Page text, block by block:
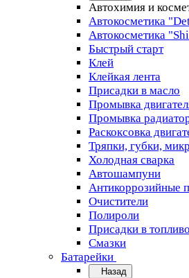
Автохимия и
Автокосметика
Автокосметика
Быстрый старт
Клей
Клейкая лента
Присадки в масло
Промывка
Промывка
Раскоксовка
Тряпки, губки,
Холодная сварка
Автошампуни
Антикоррозийные
Очистители
Полироли
Присадки в топливо
Смазки
Батарейки
Назад